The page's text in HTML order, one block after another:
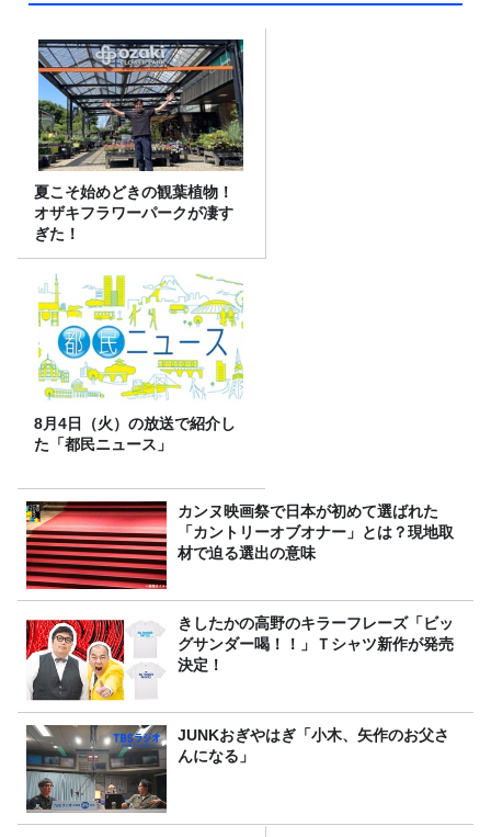
夏こそ始めどきの観葉植物！
オザキフラワーパークが凄す
ぎた！
8月4日（火）の放送で紹介し
た「都民ニュース」
カンヌ映画祭で日本が初めて選ばれた
「カントリーオブオナー」とは？現地取
材で迫る選出の意味
きしたかの高野のキラーフレーズ「ビッ
グサンダー喝！！」Ｔシャツ新作が発売
決定！
JUNKおぎやはぎ「小木、矢作のお父さ
んになる」